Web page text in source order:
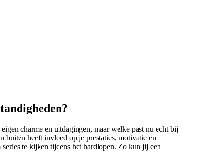
charme en uitdagingen, maar welke past nu echt bij
heeft invloed op je prestaties, motivatie en
te kijken tijdens het hardlopen. Zo kun jij een